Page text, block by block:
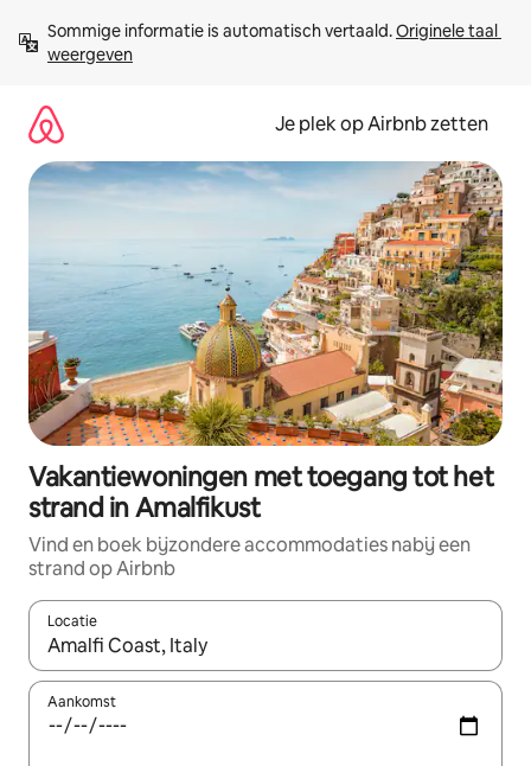
direct
naar
Sommige informatie is automatisch vertaald. Originele taal
weergeven
Je plek op Airbnb zetten
Vakantiewoningen met toegang tot het
strand in Amalfikust
Vind en boek bijzondere accommodaties nabij een
strand op Airbnb
Locatie
Wanneer er resultaten beschikbaar zijn, maak je een keuze
Aankomst